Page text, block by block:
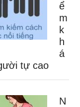
ể
m
k
h
á
tự cao
N